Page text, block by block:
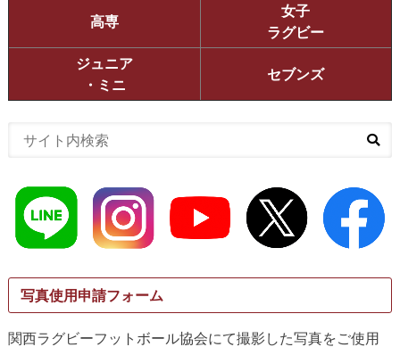
高専
女子
ラグビー
ジュニア
・ミニ
セブンズ
写真使用申請フォーム
関西ラグビーフットボール協会にて撮影した写真をご使用